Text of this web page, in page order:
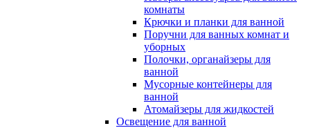
комнаты
Крючки и планки для ванной
Поручни для ванных комнат и
уборных
Полочки, органайзеры для
ванной
Мусорные контейнеры для
ванной
Атомайзеры для жидкостей
Освещение для ванной